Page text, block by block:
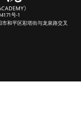
号-1
和平区彩塔街与龙泉路交叉